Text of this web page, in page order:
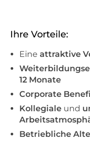
Ihre Vorteile:
Eine attraktive
12 Monate
Corporate
Kollegiale und
Betriebliche